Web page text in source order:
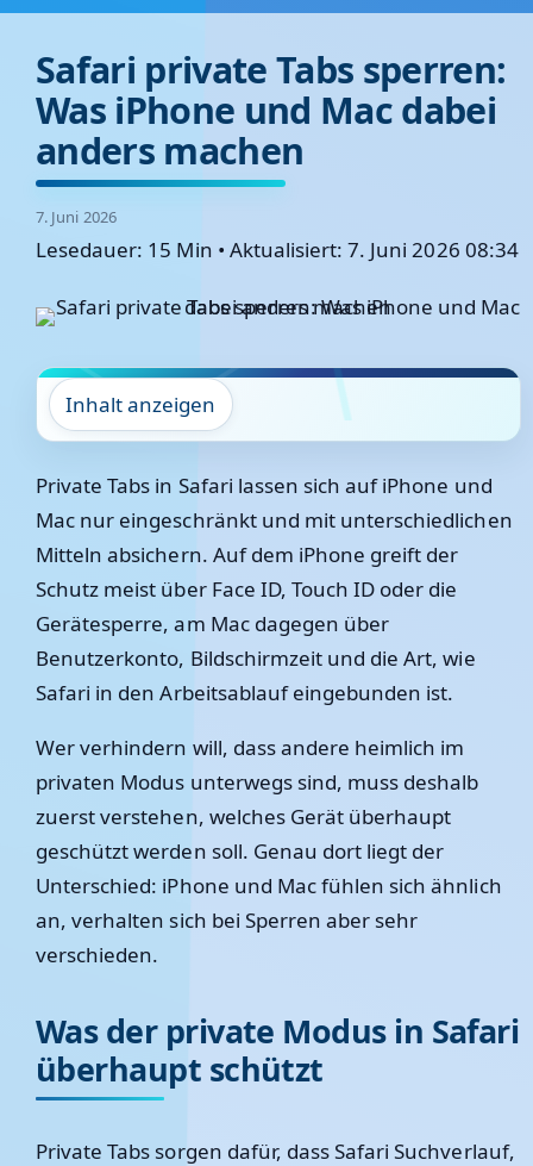
Safari private Tabs sperren:
Was iPhone und Mac dabei
anders machen
7. Juni 2026
Lesedauer: 15 Min • Aktualisiert: 7. Juni 2026 08:34
Inhalt anzeigen
Private Tabs in Safari lassen sich auf iPhone und
Mac nur eingeschränkt und mit unterschiedlichen
Mitteln absichern. Auf dem iPhone greift der
Schutz meist über Face ID, Touch ID oder die
Gerätesperre, am Mac dagegen über
Benutzerkonto, Bildschirmzeit und die Art, wie
Safari in den Arbeitsablauf eingebunden ist.
Wer verhindern will, dass andere heimlich im
privaten Modus unterwegs sind, muss deshalb
zuerst verstehen, welches Gerät überhaupt
geschützt werden soll. Genau dort liegt der
Unterschied: iPhone und Mac fühlen sich ähnlich
an, verhalten sich bei Sperren aber sehr
verschieden.
Was der private Modus in Safari
überhaupt schützt
Private Tabs sorgen dafür, dass Safari Suchverlauf,